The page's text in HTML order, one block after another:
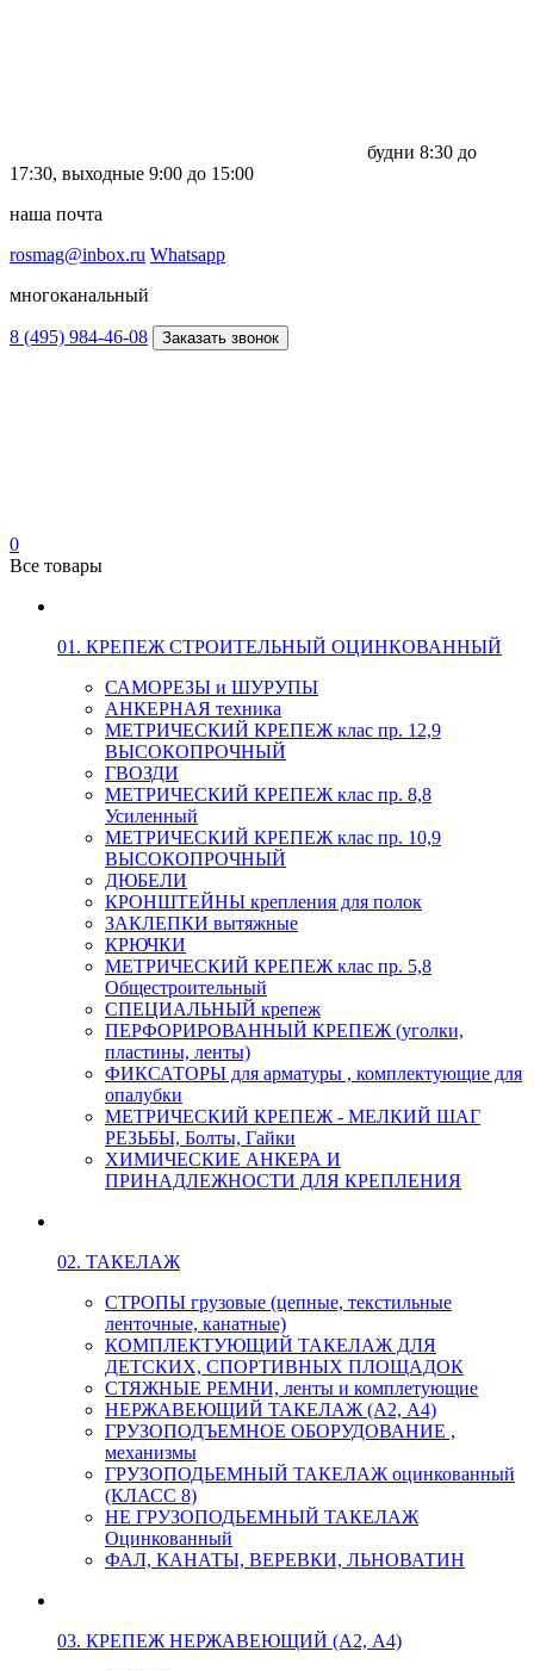
будни 8:30 до
17:30, выходные 9:00 до 15:00
наша почта
rosmag@inbox.ru Whatsapp
многоканальный
8 (495) 984-46-08 Заказать звонок
0
Все товары
01. КРЕПЕЖ СТРОИТЕЛЬНЫЙ ОЦИНКОВАННЫЙ
САМОРЕЗЫ и ШУРУПЫ
АНКЕРНАЯ техника
МЕТРИЧЕСКИЙ КРЕПЕЖ клас пр. 12,9
ВЫСОКОПРОЧНЫЙ
ГВОЗДИ
МЕТРИЧЕСКИЙ КРЕПЕЖ клас пр. 8,8
Усиленный
МЕТРИЧЕСКИЙ КРЕПЕЖ клас пр. 10,9
ВЫСОКОПРОЧНЫЙ
ДЮБЕЛИ
КРОНШТЕЙНЫ крепления для полок
ЗАКЛЕПКИ вытяжные
КРЮЧКИ
МЕТРИЧЕСКИЙ КРЕПЕЖ клас пр. 5,8
Общестроительный
СПЕЦИАЛЬНЫЙ крепеж
ПЕРФОРИРОВАННЫЙ КРЕПЕЖ (уголки,
пластины, ленты)
ФИКСАТОРЫ для арматуры , комплектующие для
опалубки
МЕТРИЧЕСКИЙ КРЕПЕЖ - МЕЛКИЙ ШАГ
РЕЗЬБЫ, Болты, Гайки
ХИМИЧЕСКИЕ АНКЕРА И
ПРИНАДЛЕЖНОСТИ ДЛЯ КРЕПЛЕНИЯ
02. ТАКЕЛАЖ
СТРОПЫ грузовые (цепные, текстильные
ленточные, канатные)
КОМПЛЕКТУЮЩИЙ ТАКЕЛАЖ ДЛЯ
ДЕТСКИХ, СПОРТИВНЫХ ПЛОЩАДОК
СТЯЖНЫЕ РЕМНИ, ленты и комплетующие
НЕРЖАВЕЮЩИЙ ТАКЕЛАЖ (А2, А4)
ГРУЗОПОДЪЕМНОЕ ОБОРУДОВАНИЕ ,
механизмы
ГРУЗОПОДЬЕМНЫЙ ТАКЕЛАЖ оцинкованный
(КЛАСС 8)
НЕ ГРУЗОПОДЬЕМНЫЙ ТАКЕЛАЖ
Оцинкованный
ФАЛ, КАНАТЫ, ВЕРЕВКИ, ЛЬНОВАТИН
03. КРЕПЕЖ НЕРЖАВЕЮЩИЙ (А2, А4)